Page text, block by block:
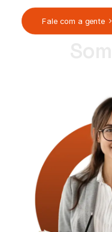
Fale com a gente